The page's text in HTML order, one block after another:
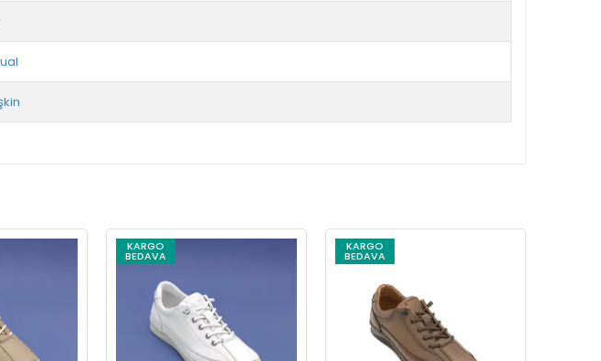
KARGO
BEDAVA
KARGO
BEDAVA